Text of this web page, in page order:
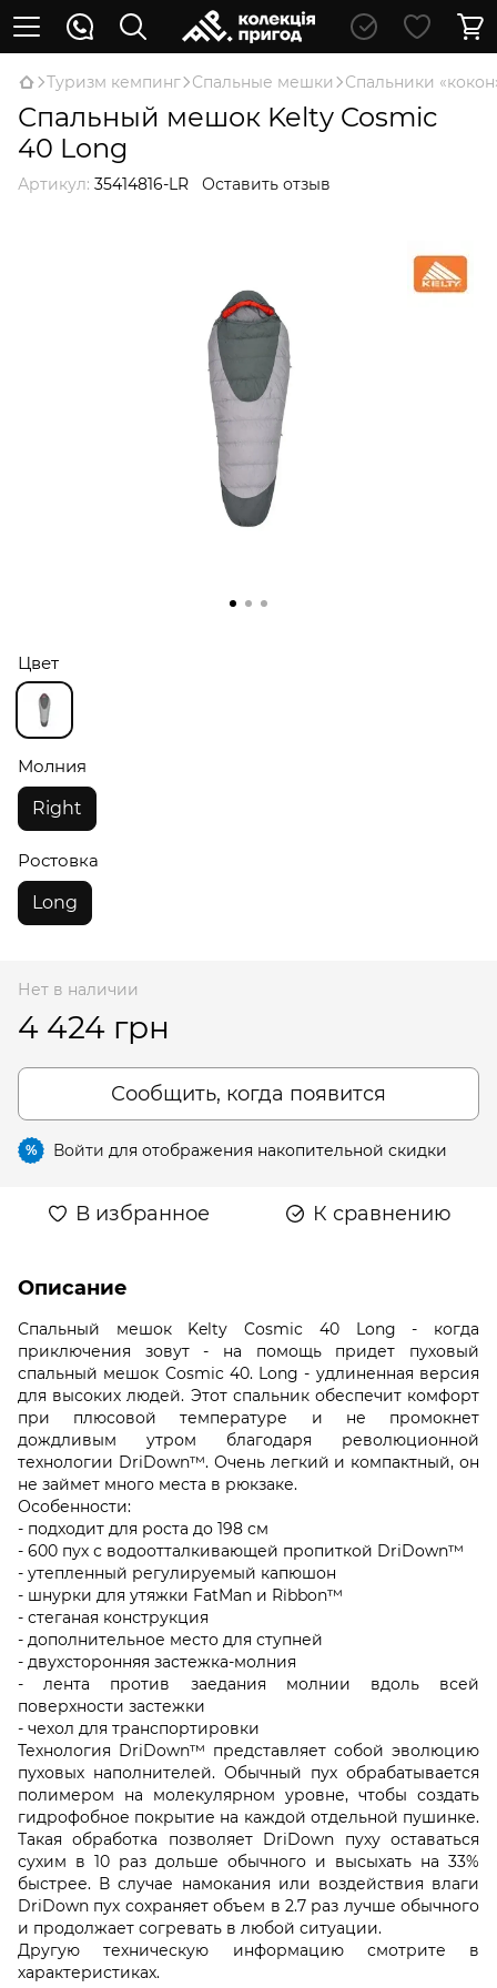
Туризм кемпинг Спальные мешки Спальники
Спальный мешок Kelty Cosmic
40 Long
Артикул: 35414816-LR Оставить отзыв
Цвет
Молния
Right
Ростовка
Long
Нет в наличии
4 424 грн
Сообщить, когда появится
% Войти для отображения накопительной скидки
В избранное К сравнению
Описание
Спальный мешок Kelty Cosmic 40 Long - когда
приключения зовут - на помощь придет пуховый
спальный мешок Cosmic 40. Long - удлиненная версия
для высоких людей. Этот спальник обеспечит комфорт
при плюсовой температуре и не промокнет
дождливым утром благодаря революционной
технологии DriDown™. Очень легкий и компактный, он
не займет много места в рюкзаке.
Особенности:
- подходит для роста до 198 см
- 600 пух с водоотталкивающей пропиткой DriDown™
- утепленный регулируемый капюшон
- шнурки для утяжки FatMan и Ribbon™
- стеганая конструкция
- дополнительное место для ступней
- двухсторонняя застежка-молния
- лента против заедания молнии вдоль всей
поверхности застежки
- чехол для транспортировки
Технология DriDown™ представляет собой эволюцию
пуховых наполнителей. Обычный пух обрабатывается
полимером на молекулярном уровне, чтобы создать
гидрофобное покрытие на каждой отдельной пушинке.
Такая обработка позволяет DriDown пуху оставаться
сухим в 10 раз дольше обычного и высыхать на 33%
быстрее. В случае намокания или воздействия влаги
DriDown пух сохраняет объем в 2.7 раз лучше обычного
и продолжает согревать в любой ситуации.
Другую техническую информацию смотрите в
характеристиках.